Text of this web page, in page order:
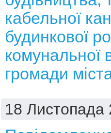
кабельної
будинкової
комунальної
громади
18 Листопада